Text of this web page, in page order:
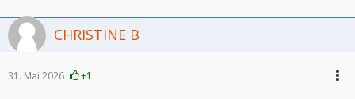
CHRISTINE B
31. Mai 2026 +1